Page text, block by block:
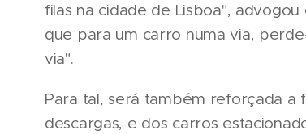
filas na cidade de Lisboa",
que para um carro numa via,
via".
Para tal, será também reforçada a
descargas, e dos carros